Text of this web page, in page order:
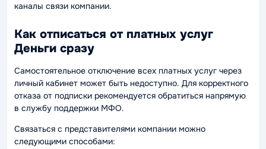
каналы связи компании.
Как отписаться от платных услуг
Деньги сразу
Самостоятельное отключение всех платных услуг через
личный кабинет может быть недоступно. Для корректного
отказа от подписки рекомендуется обратиться напрямую
в службу поддержки МФО.
Связаться с представителями компании можно
следующими способами: